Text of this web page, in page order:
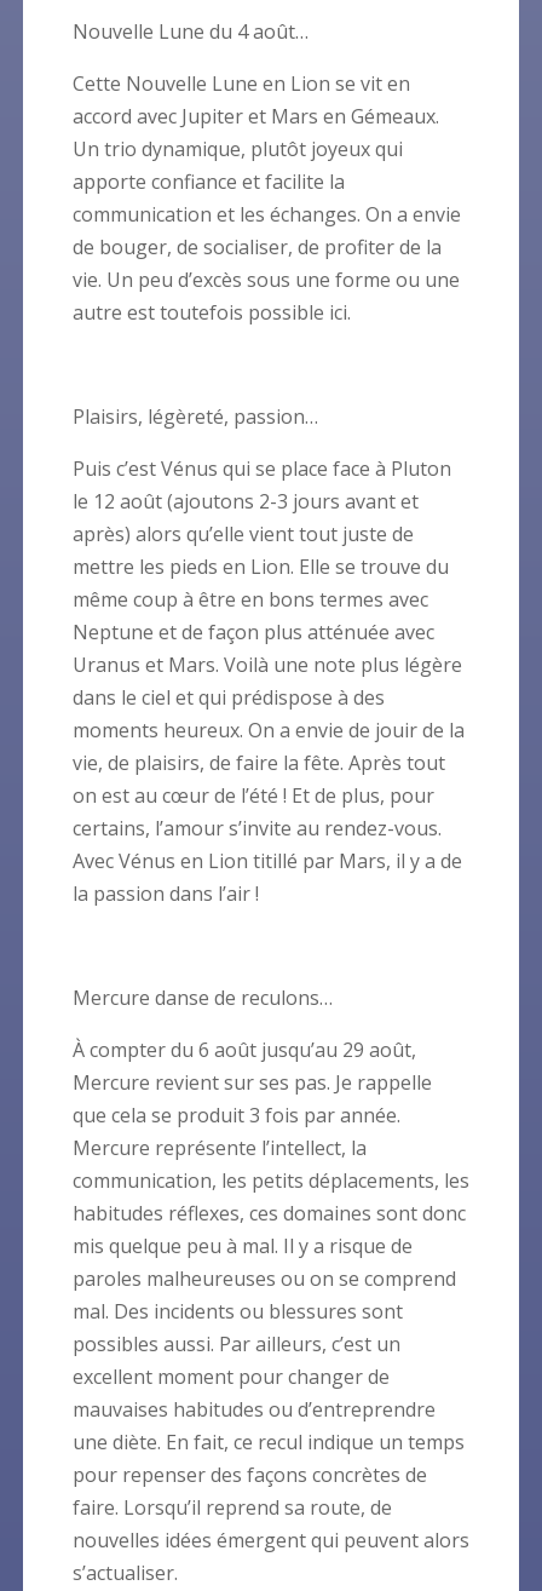
Nouvelle Lune du 4 août…
Cette Nouvelle Lune en Lion se vit en
accord avec Jupiter et Mars en Gémeaux.
Un trio dynamique, plutôt joyeux qui
apporte confiance et facilite la
communication et les échanges. On a envie
de bouger, de socialiser, de profiter de la
vie. Un peu d’excès sous une forme ou une
autre est toutefois possible ici.
Plaisirs, légèreté, passion…
Puis c’est Vénus qui se place face à Pluton
le 12 août (ajoutons 2-3 jours avant et
après) alors qu’elle vient tout juste de
mettre les pieds en Lion. Elle se trouve du
même coup à être en bons termes avec
Neptune et de façon plus atténuée avec
Uranus et Mars. Voilà une note plus légère
dans le ciel et qui prédispose à des
moments heureux. On a envie de jouir de la
vie, de plaisirs, de faire la fête. Après tout
on est au cœur de l’été ! Et de plus, pour
certains, l’amour s’invite au rendez-vous.
Avec Vénus en Lion titillé par Mars, il y a de
la passion dans l’air !
Mercure danse de reculons…
À compter du 6 août jusqu’au 29 août,
Mercure revient sur ses pas. Je rappelle
que cela se produit 3 fois par année.
Mercure représente l’intellect, la
communication, les petits déplacements, les
habitudes réflexes, ces domaines sont donc
mis quelque peu à mal. Il y a risque de
paroles malheureuses ou on se comprend
mal. Des incidents ou blessures sont
possibles aussi. Par ailleurs, c’est un
excellent moment pour changer de
mauvaises habitudes ou d’entreprendre
une diète. En fait, ce recul indique un temps
pour repenser des façons concrètes de
faire. Lorsqu’il reprend sa route, de
nouvelles idées émergent qui peuvent alors
s’actualiser.